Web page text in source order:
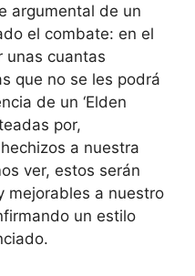
argumental de un
el combate: en el
unas cuantas
que no se les podrá
de un ‘Elden
por,
a nuestra
ver, estos serán
mejorables a nuestro
un estilo